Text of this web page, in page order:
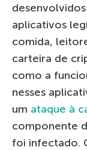
aplicativos
comida,
carteira de
como a
nesses
um ataque à
componente
foi infectado.